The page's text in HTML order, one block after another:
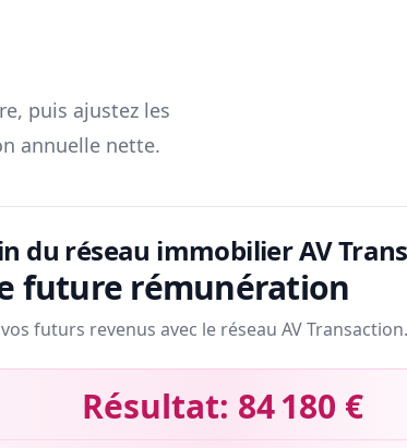
puis ajustez les
annuelle nette.
du réseau immobilier AV
future rémunération
futurs revenus avec le réseau AV Transaction.
Résultat: 84 180 €